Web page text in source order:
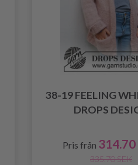
38-19 FEELING
DROPS
Pris från 314.70
335.70 SEK